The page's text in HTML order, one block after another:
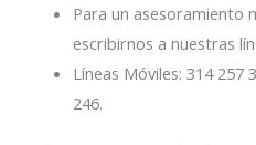
Para un asesoramiento
escribirnos a nuestras
Líneas Móviles: 314 257
246.